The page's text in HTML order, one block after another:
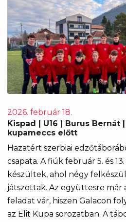
2026. február 18.
Kispad | U16 | Burus Bernát
kupameccs előtt
Hazatért szerbiai
csapata. A fiúk február 5. és
készültek, ahol négy
játszottak. Az együttesre már
feladat vár, hiszen Galacon
az Elit Kupa sorozatban. A